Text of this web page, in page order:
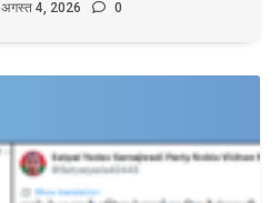
अगस्त 4, 2026 0